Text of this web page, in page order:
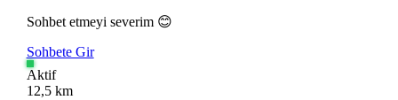
Sohbet etmeyi severim 😊
Sohbete Gir
Aktif
12,5 km